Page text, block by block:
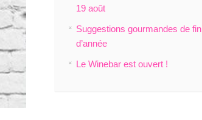
19 août
Suggestions gourmandes de fin
d’année
Le Winebar est ouvert !